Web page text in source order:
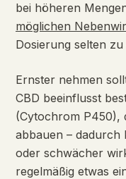
bei höheren
möglichen
Dosierung selten
Ernster nehmen
CBD beeinflusst
(Cytochrom P450),
abbauen – dadurch
oder schwächer
regelmäßig etwas